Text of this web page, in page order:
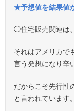
★予想値を結果値
◯住宅販売関連は
それはアメリカで
言う発想になり辛
だからこそ先行性
と言われています。